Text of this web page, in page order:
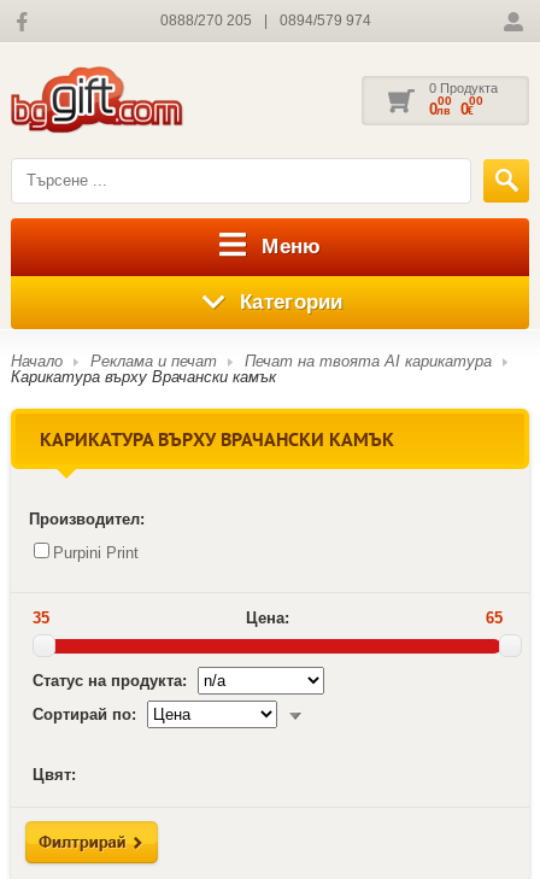
0888/270 205 0894/579 974
0 Продукта
000
лв 000
€
Меню
Категории
Начало Реклама и печат
Печат на твоята AI карикатура
Карикатура върху Врачански камък
КАРИКАТУРА ВЪРХУ ВРАЧАНСКИ КАМЪК
Производител:
Purpini Print
35 Цена: 65
Статус на продукта:
Сортирай по:
Цвят: